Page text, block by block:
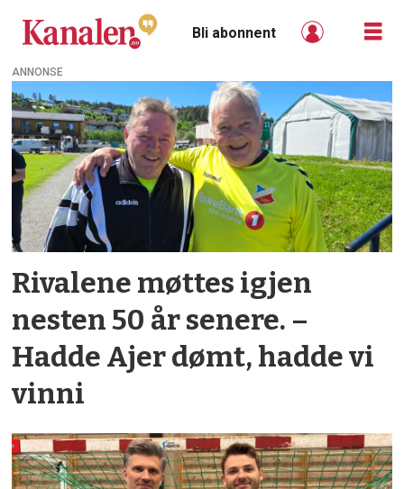
Bli abonnent
Tag:
skade
ANNONSE
Rivalene møttes igjen
nesten 50 år senere. –
Hadde Ajer dømt, hadde vi
vinni